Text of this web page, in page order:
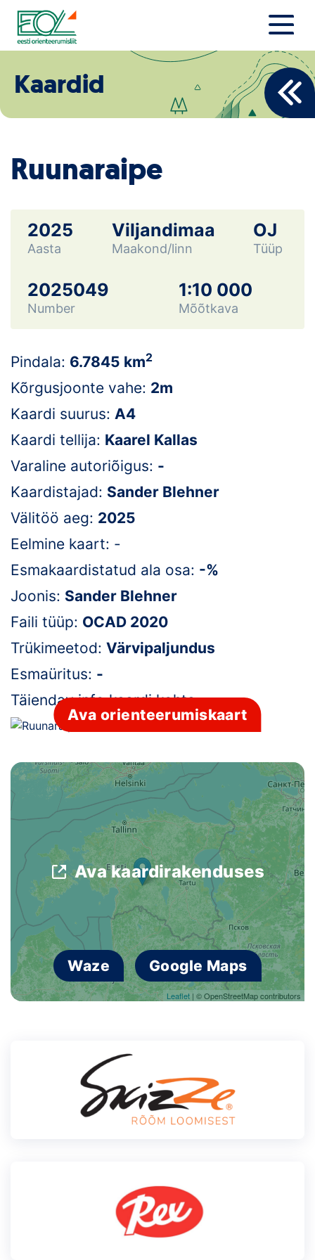
Liigu
sisu
juurde
Estonian Orienteering Federation
Eesti Orienteerumine 100!
Toetamine
Telli litsents!
Noored
Loha
EOL
Galerii
Kalender
Koondised
Tule klubisse!
Tulemused
Dokumendid
Klubid
Püsirajad
Koolitused
OTSI
Kaardid
Ruunaraipe
2025
Aasta
Viljandimaa
Maakond/linn
OJ
Tüüp
2025049
Number
1:10 000
Mõõtkava
Pindala: 6.7845 km2
Kõrgusjoonte vahe: 2m
Kaardi suurus: A4
Kaardi tellija: Kaarel Kallas
Varaline autoriõigus: -
Kaardistajad: Sander Blehner
Välitöö aeg: 2025
Eelmine kaart: -
Esmakaardistatud ala osa: -%
Joonis: Sander Blehner
Faili tüüp: OCAD 2020
Trükimeetod: Värvipaljundus
Esmaüritus: -
Täiendav info kaardi kohta:-
Ava orienteerumiskaart
Leaflet | © OpenStreetMap contributors
Ava kaardirakenduses
Waze Google Maps